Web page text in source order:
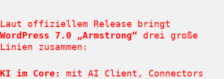
Laut offiziellem Release bringt
WordPress 7.0 „Armstrong“ drei große
Linien zusammen:
KI im Core:
mit AI Client, Connectors